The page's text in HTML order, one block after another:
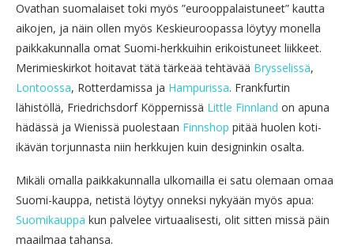
Ovathan suomalaiset toki myös ”eurooppalaistuneet” kautta
aikojen, ja näin ollen myös Keskieuroopassa löytyy monella
paikkakunnalla omat Suomi-herkkuihin erikoistuneet liikkeet.
Merimieskirkot hoitavat tätä tärkeää tehtävää Brysselissä,
Lontoossa, Rotterdamissa ja Hampurissa. Frankfurtin
lähistöllä, Friedrichsdorf Köppernissä Little Finnland on apuna
hädässä ja Wienissä puolestaan Finnshop pitää huolen koti-
ikävän torjunnasta niin herkkujen kuin designinkin osalta.
Mikäli omalla paikkakunnalla ulkomailla ei satu olemaan omaa
Suomi-kauppa, netistä löytyy onneksi nykyään myös apua:
Suomikauppa kun palvelee virtuaalisesti, olit sitten missä päin
maailmaa tahansa.